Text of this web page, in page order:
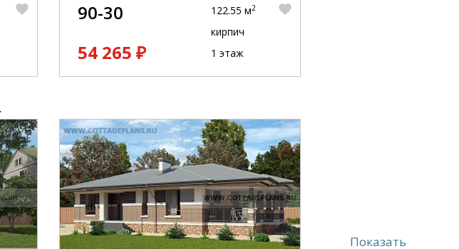
90-30
54 265 ₽
122.55 м2
кирпич
1 этаж
Показать